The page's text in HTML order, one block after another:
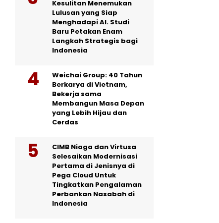
Kesulitan Menemukan
Lulusan yang Siap
Menghadapi AI. Studi
Baru Petakan Enam
Langkah Strategis bagi
Indonesia
Weichai Group: 40 Tahun
Berkarya di Vietnam,
Bekerja sama
Membangun Masa Depan
yang Lebih Hijau dan
Cerdas
CIMB Niaga dan Virtusa
Selesaikan Modernisasi
Pertama di Jenisnya di
Pega Cloud Untuk
Tingkatkan Pengalaman
Perbankan Nasabah di
Indonesia